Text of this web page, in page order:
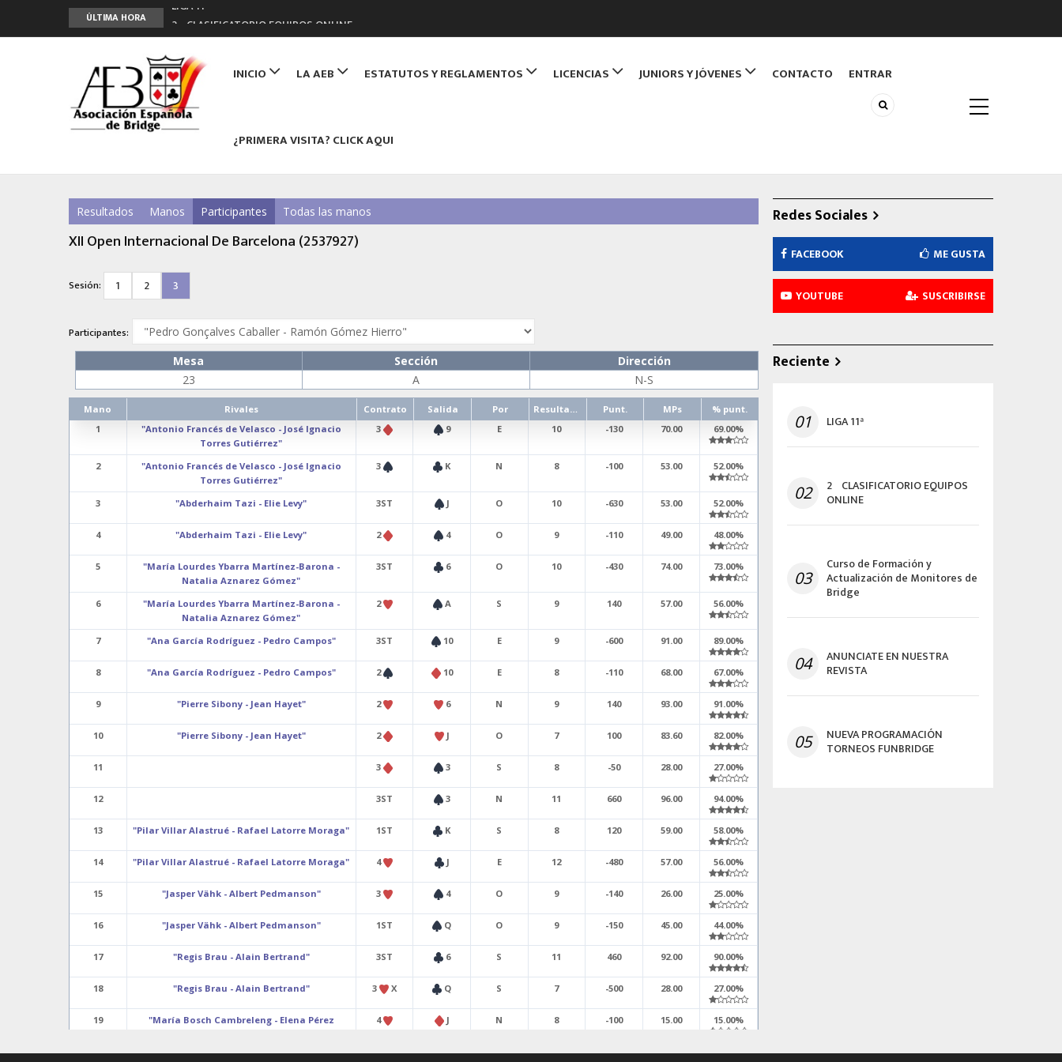
ÚLTIMA HORA
2º CLASIFICATORIO EQUIPOS ONLINE
Curso de Formación y Actualización de Monitores de Bridge
ANUNCIATE EN NUESTRA REVISTA
NUEVA PROGRAMACIÓN TORNEOS FUNBRIDGE
navigation
INICIO LA AEB ESTATUTOS Y REGLAMENTOS LICENCIAS JUNIORS Y JÓVENES CONTACTO ENTRAR
¿PRIMERA VISITA? CLICK AQUI
Resultados Manos Participantes Todas las manos
XII Open Internacional De Barcelona (2537927)
Sesión: 1 2 3
Participantes:
Mesa Sección
Dirección
23
A N-S
Mano Rivales Contrato Salida Por Resultado Punt. MPs
% punt.
1
"Antonio Francés de Velasco - José Ignacio
Torres Gutiérrez"
3 9 E 10 -130 70.00 69.00%
2
"Antonio Francés de Velasco - José Ignacio
Torres Gutiérrez"
3 K N 8 -100 53.00 52.00%
3 "Abderhaim Tazi - Elie Levy" 3ST J O 10 -630 53.00 52.00%
4 "Abderhaim Tazi - Elie Levy" 2 4 O 9 -110 49.00 48.00%
5
"María Lourdes Ybarra Martínez-Barona -
Natalia Aznarez Gómez"
3ST 6 O 10 -430 74.00 73.00%
6
"María Lourdes Ybarra Martínez-Barona -
Natalia Aznarez Gómez"
2 A S 9 140 57.00 56.00%
7 "Ana García Rodríguez - Pedro Campos" 3ST 10 E 9 -600 91.00 89.00%
8 "Ana García Rodríguez - Pedro Campos" 2 10 E 8 -110 68.00 67.00%
9 "Pierre Sibony - Jean Hayet" 2 6 N 9 140 93.00 91.00%
10 "Pierre Sibony - Jean Hayet" 2 J O 7 100 83.60 82.00%
11 3 3 S 8 -50 28.00 27.00%
12 3ST 3 N 11 660 96.00 94.00%
13 "Pilar Villar Alastrué - Rafael Latorre Moraga" 1ST K S 8 120 59.00 58.00%
14 "Pilar Villar Alastrué - Rafael Latorre Moraga" 4 J E 12 -480 57.00 56.00%
15 "Jasper Vähk - Albert Pedmanson" 3 4 O 9 -140 26.00 25.00%
16 "Jasper Vähk - Albert Pedmanson" 1ST Q O 9 -150 45.00 44.00%
17 "Regis Brau - Alain Bertrand" 3ST 6 S 11 460 92.00 90.00%
18 "Regis Brau - Alain Bertrand" 3 X Q S 7 -500 28.00 27.00%
19
"María Bosch Cambreleng - Elena Pérez
4 J N 8 -100 15.00 15.00%
20 "María Bosch Cambreleng - Elena Pérez 2 A S 11 200 76.00 75.00%
Redes Sociales
FACEBOOK ME GUSTA
YOUTUBE SUSCRIBIRSE
Reciente
01 LIGA 11ª
02 2º CLASIFICATORIO EQUIPOS
ONLINE
03
Curso de Formación y
Actualización de Monitores de
Bridge
04 ANUNCIATE EN NUESTRA
REVISTA
05 NUEVA PROGRAMACIÓN
TORNEOS FUNBRIDGE